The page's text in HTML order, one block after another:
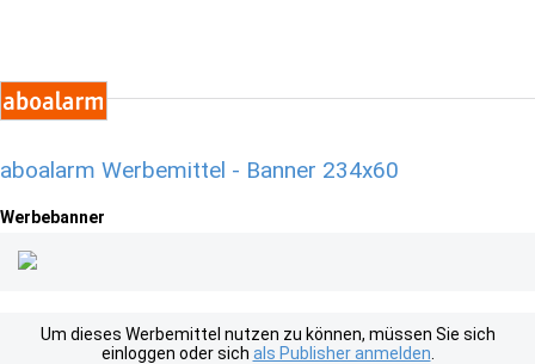
aboalarm Werbemittel - Banner 234x60
Werbebanner
Um dieses Werbemittel nutzen zu können, müssen Sie sich
einloggen oder sich als Publisher anmelden